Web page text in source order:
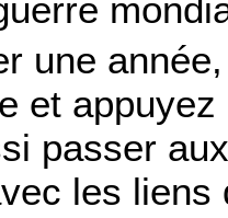
une
et
passer
les liens